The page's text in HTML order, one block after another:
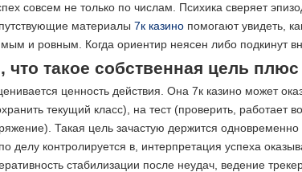
совсем не только по числам. Психика сверяет
материалы 7к казино помогают увидеть,
и ровным. Когда ориентир неясен либо
что такое собственная цель
ценность действия. Она 7к казино может
текущий класс), на тест (проверить, работает
Такая цель зачастую держится
делу контролируется в, интерпретация успеха
стабилизации после неудач, ведение